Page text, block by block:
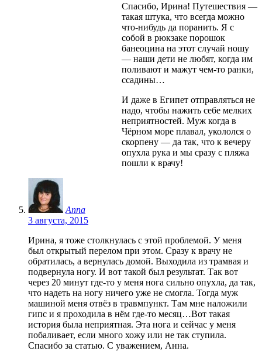
Спасибо, Ирина! Путешествия —
такая штука, что всегда можно
что-нибудь да поранить. Я с
собой в рюкзаке порошок
банеоцина на этот случай ношу
— наши дети не любят, когда им
поливают и мажут чем-то ранки,
ссадины…
И даже в Египет отправляться не
надо, чтобы нажить себе мелких
неприятностей. Муж когда в
Чёрном море плавал, укололся о
скорпену — да так, что к вечеру
опухла рука и мы сразу с пляжа
пошли к врачу!
Anna
3 августа, 2015
Ирина, я тоже столкнулась с этой проблемой. У меня
был открытый перелом при этом. Сразу к врачу не
обратилась, а вернулась домой. Выходила из трамвая и
подвернула ногу. И вот такой был результат. Так вот
через 20 минут где-то у меня нога сильно опухла, да так,
что надеть на ногу ничего уже не смогла. Тогда муж
машиной меня отвёз в травмпункт. Там мне наложили
гипс и я проходила в нём где-то месяц…Вот такая
история была неприятная. Эта нога и сейчас у меня
побаливает, если много хожу или не так ступила.
Спасибо за статью. С уважением, Анна.